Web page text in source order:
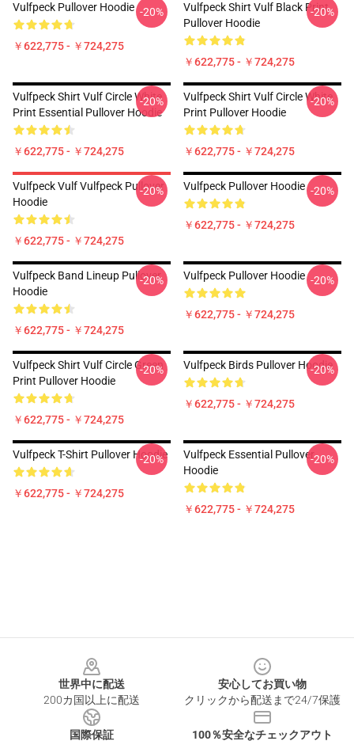
Vulfpeck Pullover Hoodie
￥622,775 - ￥724,275
-20%
Vulfpeck Shirt Vulf Black Print
Pullover Hoodie
￥622,775 - ￥724,275
-20%
Vulfpeck Shirt Vulf Circle White
Print Essential Pullover Hoodie
￥622,775 - ￥724,275
-20%
Vulfpeck Shirt Vulf Circle White
Print Pullover Hoodie
￥622,775 - ￥724,275
-20%
Vulfpeck Vulf Vulfpeck Pullover
Hoodie
￥622,775 - ￥724,275
-20% Vulfpeck Pullover Hoodie
￥622,775 - ￥724,275
-20%
Vulfpeck Band Lineup Pullover
Hoodie
￥622,775 - ￥724,275
-20% Vulfpeck Pullover Hoodie
￥622,775 - ￥724,275
-20%
Vulfpeck Shirt Vulf Circle Green
Print Pullover Hoodie
￥622,775 - ￥724,275
-20% Vulfpeck Birds Pullover Hoodie
￥622,775 - ￥724,275
-20%
Vulfpeck T-Shirt Pullover Hoodie
￥622,775 - ￥724,275
-20%
Vulfpeck Essential Pullover
Hoodie
￥622,775 - ￥724,275
-20%
世界中に配送
200カ国以上に配送
安心してお買い物
クリックから配送まで24/7保護
国際保証
100％安全なチェックアウト